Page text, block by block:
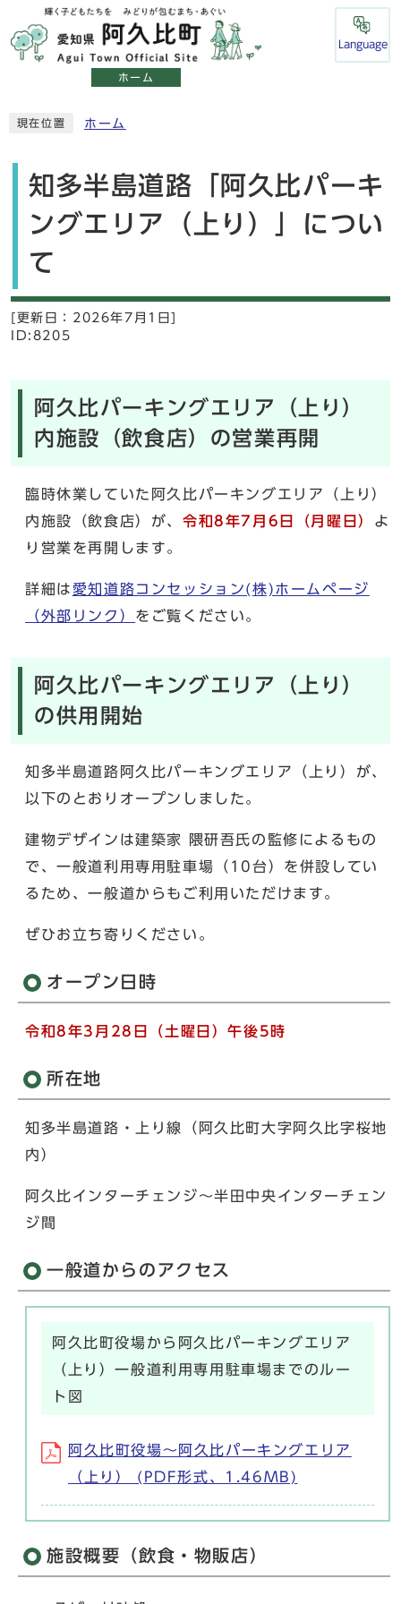
ホーム
Language
現在位置 ホーム
知多半島道路「阿久比パーキ
ングエリア（上り）」につい
て
[更新日： 2026年7月1日]
ID:8205
阿久比パーキングエリア（上り）
内施設（飲食店）の営業再開
臨時休業していた阿久比パーキングエリア（上り）
内施設（飲食店）が、 令和8年7月6日（月曜日） よ
り営業を再開します。
詳細は 愛知道路コンセッション(株)ホームページ
（外部リンク） をご覧ください。
阿久比パーキングエリア（上り）
の供用開始
知多半島道路阿久比パーキングエリア（上り）が、
以下のとおりオープンしました。
建物デザインは建築家 隈研吾氏の監修によるもの
で、一般道利用専用駐車場（10台）を併設してい
るため、一般道からもご利用いただけます。
ぜひお立ち寄りください。
オープン日時
令和8年3月28日（土曜日）午後5時
所在地
知多半島道路・上り線（阿久比町大字阿久比字桜地
内）
阿久比インターチェンジ～半田中央インターチェン
ジ間
一般道からのアクセス
阿久比町役場から阿久比パーキングエリア
（上り）一般道利用専用駐車場までのルー
ト図
阿久比町役場～阿久比パーキングエリア
（上り） (PDF形式、1.46MB)
施設概要（飲食・物販店）